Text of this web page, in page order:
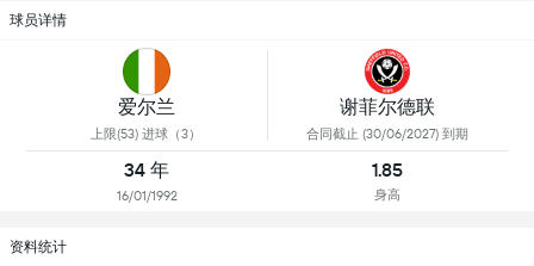
球员详情
爱尔兰
上限(53) 进球（3）
谢菲尔德联
合同截止 (30/06/2027) 到期
34 年
16/01/1992
1.85
身高
资料统计